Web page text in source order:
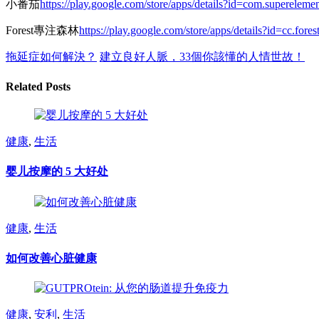
小番茄https://play.google.com/store/apps/
Forest專注森林https://play.google.com/store/apps/
拖延症如何解決？ 建立良好人脈，33個你該懂的人情世故！
Related Posts
健康, 生活
婴儿按摩的 5 大好处
健康, 生活
如何改善心脏健康
健康, 安利 , 生活